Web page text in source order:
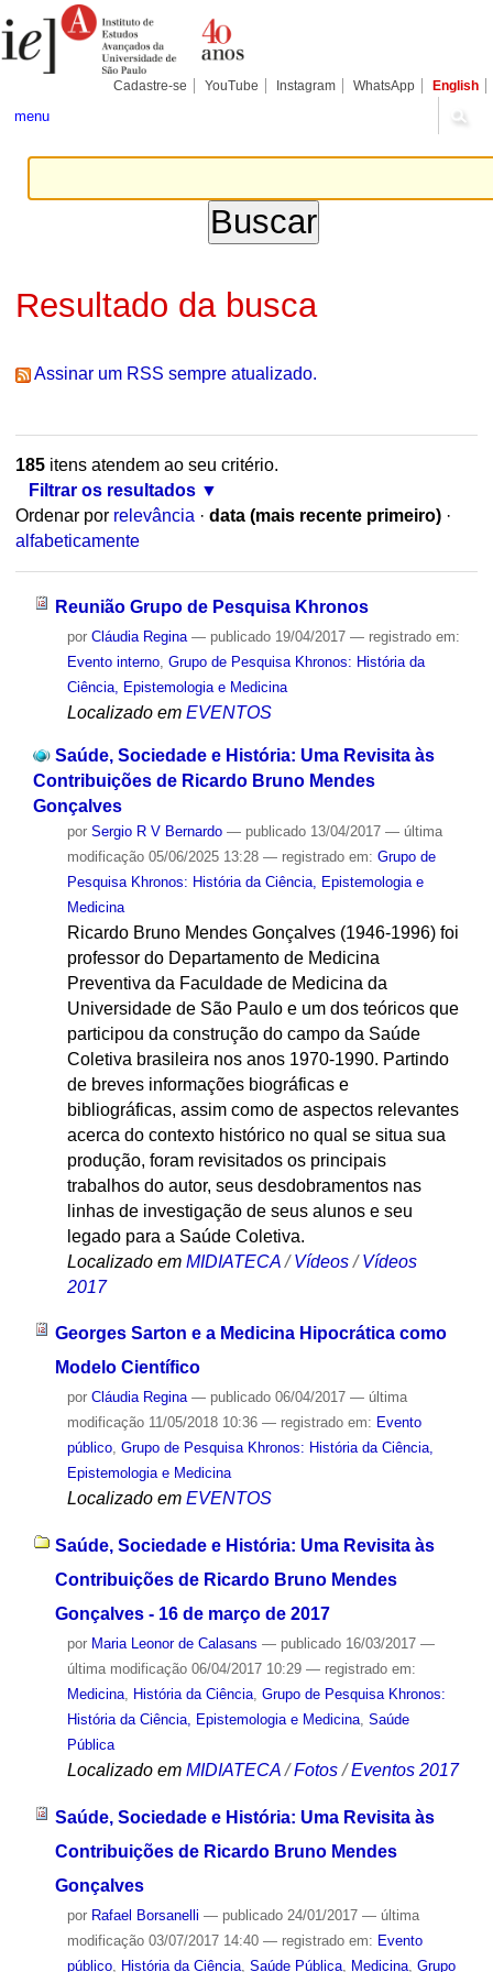
para
conteúdo.
Pessoais
Cadastre-se YouTube Instagram WhatsApp English
menu
Resultado da busca
Assinar um RSS sempre atualizado.
185itens atendem ao seu critério.
Filtrar os resultados
Ordenar por relevância · data (mais recente primeiro) ·
alfabeticamente
Reunião Grupo de Pesquisa Khronos
por Cláudia Regina — publicado19/04/2017 — registrado em:
Evento interno, Grupo de Pesquisa Khronos: História da
Ciência, Epistemologia e Medicina
Localizado em EVENTOS
Saúde, Sociedade e História: Uma Revisita às
Contribuições de Ricardo Bruno Mendes
Gonçalves
por Sergio R V Bernardo — publicado13/04/2017 — última
modificação05/06/2025 13:28 — registrado em: Grupo de
Pesquisa Khronos: História da Ciência, Epistemologia e
Medicina
Ricardo Bruno Mendes Gonçalves (1946-1996) foi
professor do Departamento de Medicina
Preventiva da Faculdade de Medicina da
Universidade de São Paulo e um dos teóricos que
participou da construção do campo da Saúde
Coletiva brasileira nos anos 1970-1990. Partindo
de breves informações biográficas e
bibliográficas, assim como de aspectos relevantes
acerca do contexto histórico no qual se situa sua
produção, foram revisitados os principais
trabalhos do autor, seus desdobramentos nas
linhas de investigação de seus alunos e seu
legado para a Saúde Coletiva.
Localizado em MIDIATECA /Vídeos /Vídeos
2017
Georges Sarton e a Medicina Hipocrática como
Modelo Científico
por Cláudia Regina — publicado06/04/2017 — última
modificação11/05/2018 10:36 — registrado em: Evento
público, Grupo de Pesquisa Khronos: História da Ciência,
Epistemologia e Medicina
Localizado em EVENTOS
Saúde, Sociedade e História: Uma Revisita às
Contribuições de Ricardo Bruno Mendes
Gonçalves - 16 de março de 2017
por Maria Leonor de Calasans — publicado16/03/2017 —
última modificação06/04/2017 10:29 — registrado em:
Medicina, História da Ciência, Grupo de Pesquisa Khronos:
História da Ciência, Epistemologia e Medicina, Saúde
Pública
Localizado em MIDIATECA /Fotos /Eventos 2017
Saúde, Sociedade e História: Uma Revisita às
Contribuições de Ricardo Bruno Mendes
Gonçalves
por Rafael Borsanelli — publicado24/01/2017 — última
modificação03/07/2017 14:40 — registrado em: Evento
público, História da Ciência, Saúde Pública, Medicina, Grupo